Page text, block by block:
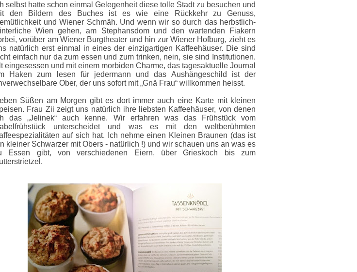
selbst hatte schon einmal Gelegenheit diese tolle Stadt zu besuchen und
den Bildern des Buches ist es wie eine Rückkehr zu Genuss,
und Wiener Schmäh. Und wenn wir so durch das herbstlich-
Wien gehen, am Stephansdom und den wartenden Fiakern
vorüber am Wiener Burgtheater und hin zur Wiener Hofburg, zieht es
natürlich erst einmal in eines der einzigartigen Kaffeehäuser. Die sind
einfach nur da zum essen und zum trinken, nein, sie sind Institutionen.
eingesessen und mit einem morbiden Charme, das tagesaktuelle Journal
Haken zum lesen für jedermann und das Aushängeschild ist der
Ober, der uns sofort mit „Gnä Frau“ willkommen heisst.
Süßen am Morgen gibt es dort immer auch eine Karte mit kleinen
Frau Zii zeigt uns natürlich ihre liebsten Kaffeehäuser, von denen
das „Jelinek“ auch kenne. Wir erfahren was das Frühstück vom
unterscheidet und was es mit den weltberühmten
auf sich hat. Ich nehme einen Kleinen Braunen (das ist
kleiner Schwarzer mit Obers - natürlich !) und wir schauen uns an was es
Essen gibt, von verschiedenen Eiern, über Grieskoch bis zum